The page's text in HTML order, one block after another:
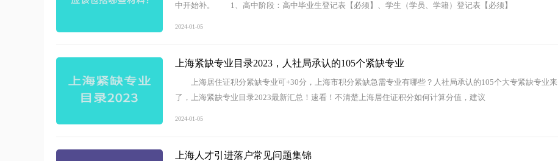
中开始补。 1、高中阶段：高中毕业生登记表【必须】、学生（学员、学籍）登记表【必须】
2024-01-05
上海紧缺专业目录2023，人社局承认的105个紧缺专业
上海居住证积分紧缺专业可+30分，上海市积分紧缺急需专业有哪些？人社局承认的105个大专紧缺专业来
了，上海紧缺专业目录2023最新汇总！速看！不清楚上海居住证积分如何计算分值，建议
2024-01-05
上海人才引进落户常见问题集锦